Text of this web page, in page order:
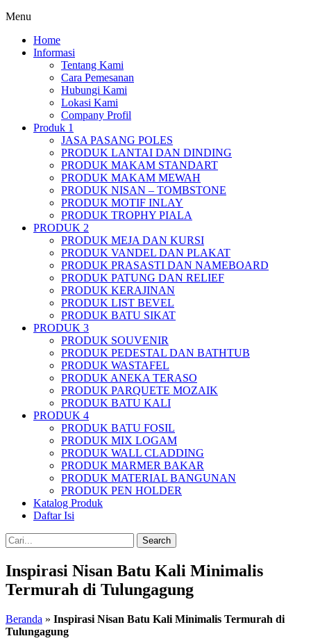
Menu
Home
Informasi
Tentang Kami
Cara Pemesanan
Hubungi Kami
Lokasi Kami
Company Profil
Produk 1
JASA PASANG POLES
PRODUK LANTAI DAN DINDING
PRODUK MAKAM STANDART
PRODUK MAKAM MEWAH
PRODUK NISAN – TOMBSTONE
PRODUK MOTIF INLAY
PRODUK TROPHY PIALA
PRODUK 2
PRODUK MEJA DAN KURSI
PRODUK VANDEL DAN PLAKAT
PRODUK PRASASTI DAN NAMEBOARD
PRODUK PATUNG DAN RELIEF
PRODUK KERAJINAN
PRODUK LIST BEVEL
PRODUK BATU SIKAT
PRODUK 3
PRODUK SOUVENIR
PRODUK PEDESTAL DAN BATHTUB
PRODUK WASTAFEL
PRODUK ANEKA TERASO
PRODUK PARQUETE MOZAIK
PRODUK BATU KALI
PRODUK 4
PRODUK BATU FOSIL
PRODUK MIX LOGAM
PRODUK WALL CLADDING
PRODUK MARMER BAKAR
PRODUK MATERIAL BANGUNAN
PRODUK PEN HOLDER
Katalog Produk
Daftar Isi
Search
Inspirasi Nisan Batu Kali Minimalis
Termurah di Tulungagung
Beranda » Inspirasi Nisan Batu Kali Minimalis Termurah di
Tulungagung